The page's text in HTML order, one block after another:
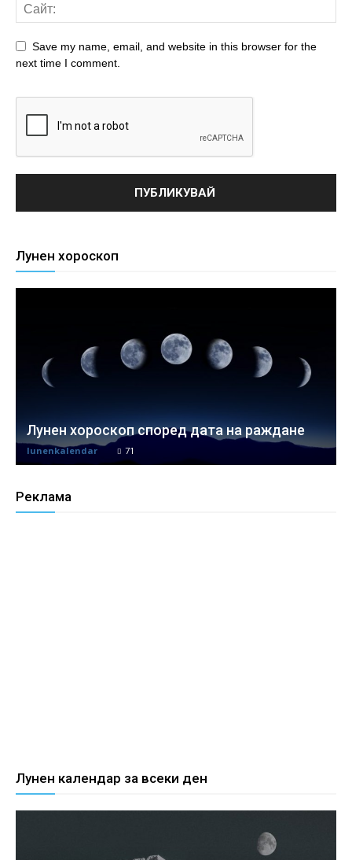
Save my name, email, and website in this browser for the
next time I comment.
Лунен хороскоп
Лунен хороскоп според дата на раждане
lunenkalendar 71
Реклама
Лунен календар за всеки ден